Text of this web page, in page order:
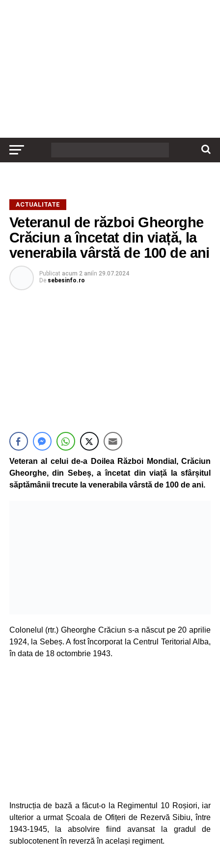
ACTUALITATE
Veteranul de război Gheorghe
Crăciun a încetat din viață, la
venerabila vârstă de 100 de ani
Publicat acum 2 aniîn 29.07.2024
De sebesinfo.ro
Veteran al celui de-a Doilea Război Mondial, Crăciun
Gheorghe, din Sebeș, a încetat din viață la sfârșitul
săptămânii trecute la venerabila vârstă de 100 de ani.
Colonelul (rtr.) Gheorghe Crăciun s-a născut pe 20 aprilie
1924, la Sebeș. A fost încorporat la Centrul Teritorial Alba,
în data de 18 octombrie 1943.
Instrucția de bază a făcut-o la Regimentul 10 Roșiori, iar
ulterior a urmat Școala de Ofițeri de Rezervă Sibiu, între
1943-1945, la absolvire fiind avansat la gradul de
sublocotenent în reverză în același regiment.